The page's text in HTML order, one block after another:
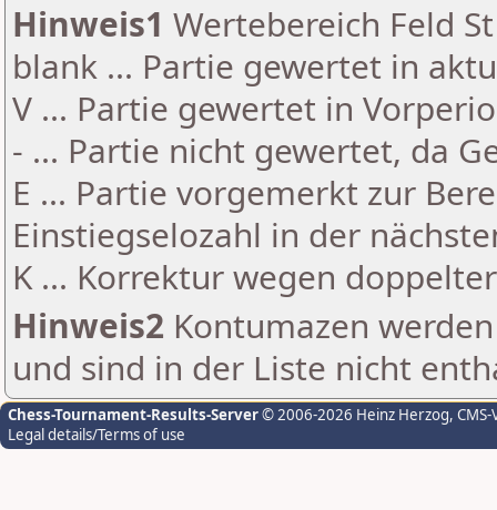
Hinweis1 Wertebereich Feld
blank ... Partie gewertet in
V ... Partie gewertet in
- ... Partie nicht gewertet, da
E ... Partie vorgemerkt zur
Einstiegselozahl in der
K ... Korrektur wegen
Hinweis2 Kontumazen
und sind in der Liste nicht
Chess-Tournament-Results-Server© 2006-2026 Heinz Herzog,
Legal details/Terms of use